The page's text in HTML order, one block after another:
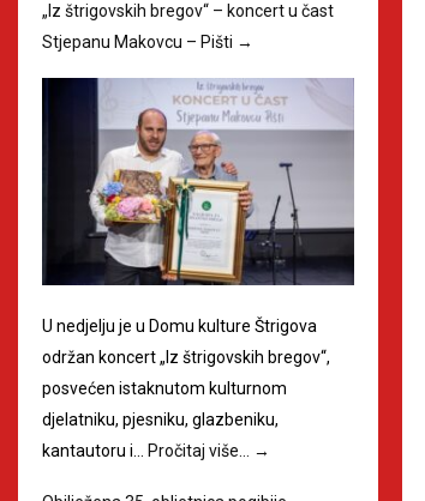
„Iz štrigovskih bregov“ – koncert u čast
Stjepanu Makovcu – Pišti →
U nedjelju je u Domu kulture Štrigova
održan koncert „Iz štrigovskih bregov“,
posvećen istaknutom kulturnom
djelatniku, pjesniku, glazbeniku,
kantautoru i…
Pročitaj više… →